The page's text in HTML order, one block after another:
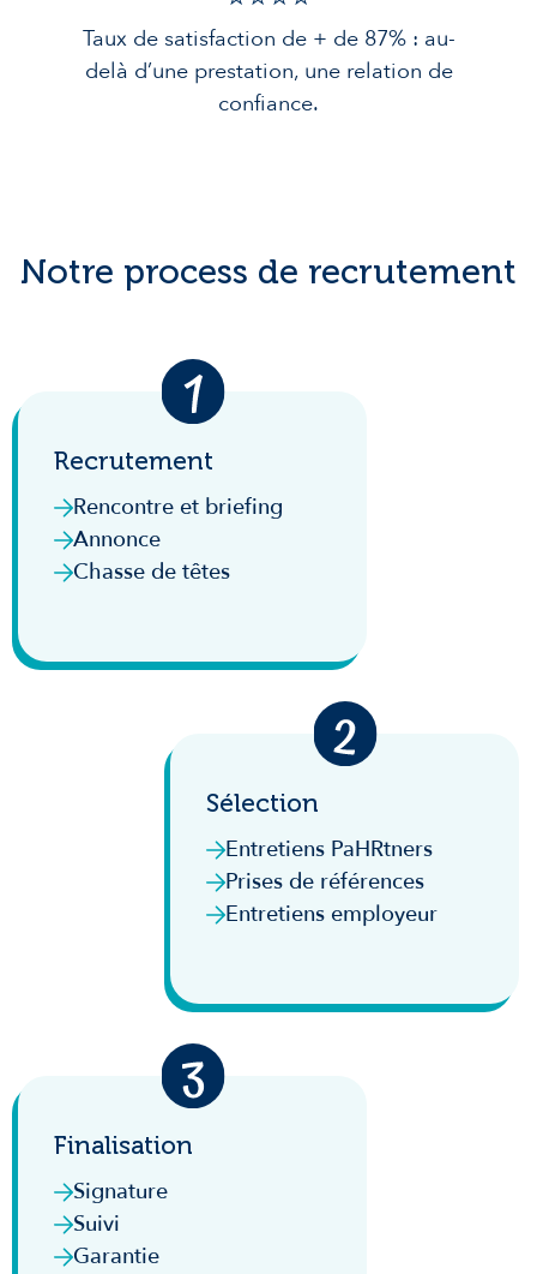
Taux de satisfaction de + de 87% : au-
delà d’une prestation, une relation de
confiance.
Notre process de recrutement
Recrutement
Rencontre et briefing
Annonce
Chasse de têtes
Sélection
Entretiens PaHRtners
Prises de références
Entretiens employeur
Finalisation
Signature
Suivi
Garantie